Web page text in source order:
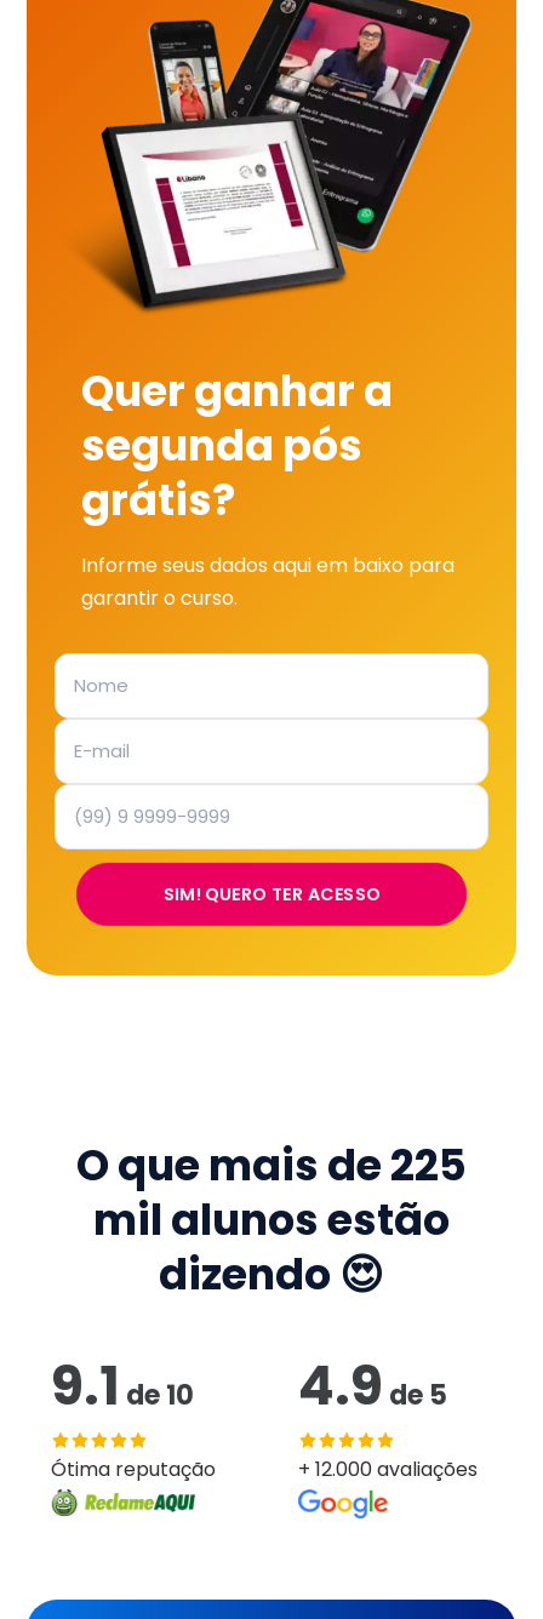
Quer ganhar a
segunda pós
grátis?
Informe seus dados aqui em baixo para
garantir o curso.
SIM! QUERO TER ACESSO
O que mais de225
mil alunos estão
dizendo 😍
9.1 de10
Ótima reputação
4.9 de 5
+ 12.000 avaliações